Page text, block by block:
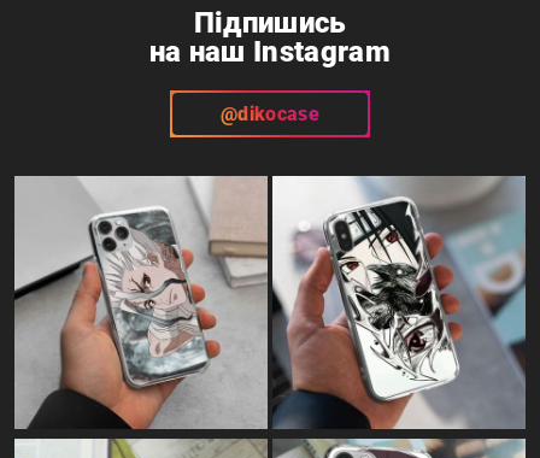
Підпишись
на наш Instagram
@dikocase